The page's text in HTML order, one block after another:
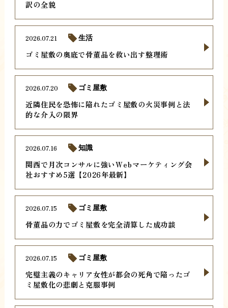
訳の全貌
ゴミ屋敷の奥底で骨董品を救い出す整理術
2026.07.21 生活
近隣住民を恐怖に陥れたゴミ屋敷の火災事例と法
的な介入の限界
2026.07.20 ゴミ屋敷
関西で月次コンサルに強いWebマーケティング会
社おすすめ5選【2026年最新】
2026.07.16 知識
骨董品の力でゴミ屋敷を完全清算した成功談
2026.07.15 ゴミ屋敷
完璧主義のキャリア女性が都会の死角で陥ったゴ
ミ屋敷化の悲劇と克服事例
2026.07.15 ゴミ屋敷